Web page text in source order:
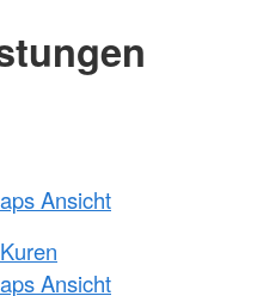
Ansicht
Ansicht